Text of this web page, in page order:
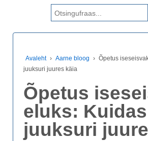
Search for:
Avaleht › Aarne bloog › Õpetus
juuksuri juures käia
Õpetus
eluks: Kuidas
juuksuri